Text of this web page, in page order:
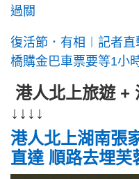
過關
復活節．有相︱記者
橋購金巴車票要等1小
港人北上旅遊 +
↓↓↓↓
港人北上湖南張
直達 順路去埋芙